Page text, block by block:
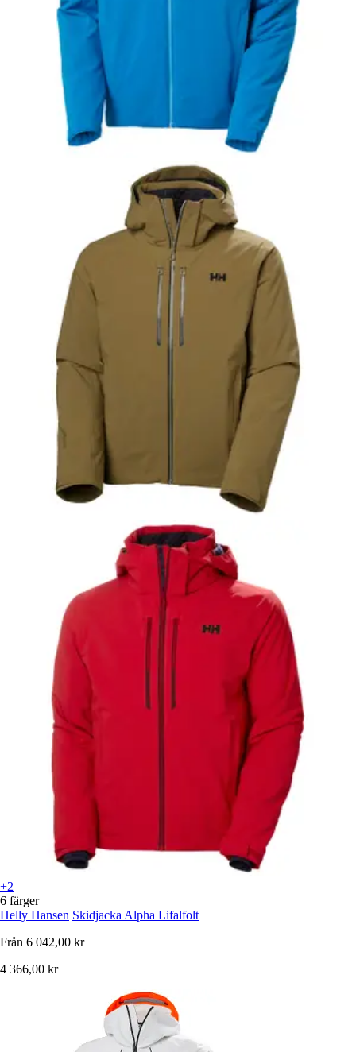
+2
6 färger
Helly Hansen Skidjacka Alpha Lifalfolt
Från 6 042,00 kr
4 366,00 kr